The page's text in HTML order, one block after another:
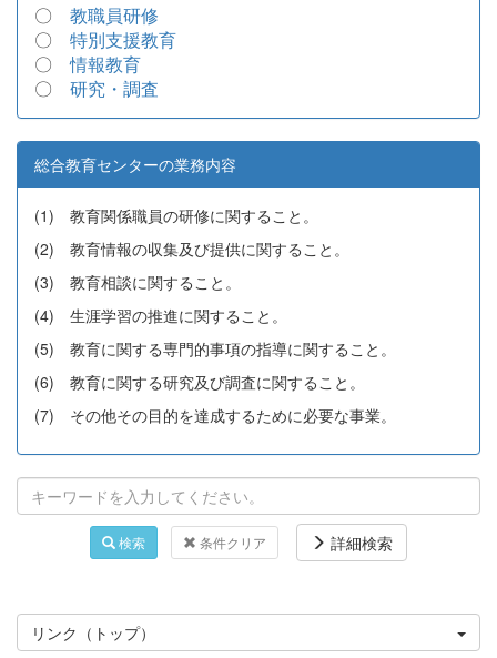
〇 教職員研修
〇 特別支援教育
〇情報教育
〇 研究・調査
総合教育センターの業務内容
(1) 教育関係職員の研修に関すること。
(2) 教育情報の収集及び提供に関すること。
(3) 教育相談に関すること。
(4) 生涯学習の推進に関すること。
(5) 教育に関する専門的事項の指導に関すること。
(6) 教育に関する研究及び調査に関すること。
(7) その他その目的を達成するために必要な事業。
検索 条件クリア 詳細検索
リンク（トップ）